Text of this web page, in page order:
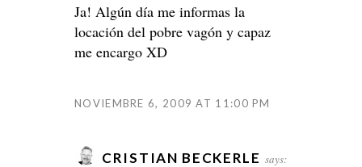
Ja! Algún día me informas la
locación del pobre vagón y capaz
me encargo XD
NOVIEMBRE 6, 2009 AT 11:00 PM
CRISTIAN BECKERLE says: